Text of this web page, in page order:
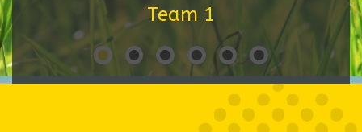
Team 1